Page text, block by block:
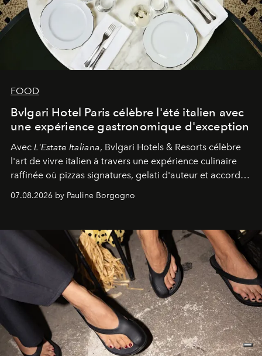
FOOD
Bvlgari Hotel Paris célèbre l'été italien avec
une expérience gastronomique d'exception
Avec L'Estate Italiana, Bvlgari Hotels & Resorts célèbre
l'art de vivre italien à travers une expérience culinaire
raffinée où pizzas signatures, gelati d'auteur et accords
d'exception composent un véritable voyage sensoriel.
07.08.2026 by Pauline Borgogno